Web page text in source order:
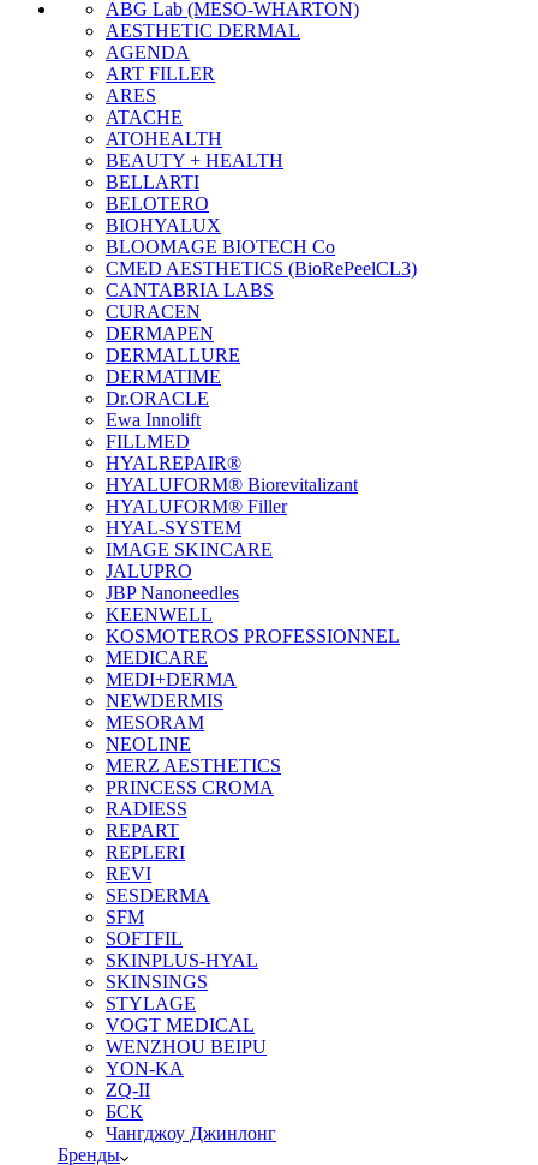
ABG Lab (MESO-WHARTON)
AESTHETIC DERMAL
AGENDA
ART FILLER
ARES
ATACHE
ATOHEALTH
BEAUTY + HEALTH
BELLARTI
BELOTERO
BIOHYALUX
BLOOMAGE BIOTECH Co
CMED AESTHETICS (BioRePeelCL3)
CANTABRIA LABS
CURACEN
DERMAPEN
DERMALLURE
DERMATIME
Dr.ORACLE
Ewa Innolift
FILLMED
НYALREPAIR®
HYALUFORM® Biorevitalizant
HYALUFORM® Filler
HYAL-SYSTEM
IMAGE SKINCARE
JALUPRO
JBP Nanoneedles
KEENWELL
KOSMOTEROS PROFESSIONNEL
MEDICARE
MEDI+DERMA
NEWDERMIS
MESORAM
NEOLINE
MERZ AESTHETICS
PRINCESS CROMA
RADIESS
REPART
REPLERI
REVI
SESDERMA
SFM
SOFTFIL
SKINPLUS-HYAL
SKINSINGS
STYLAGE
VOGT MEDICAL
WENZHOU BEIPU
YON-KA
ZQ-II
БСК
Чангджоу Джинлонг
Бренды